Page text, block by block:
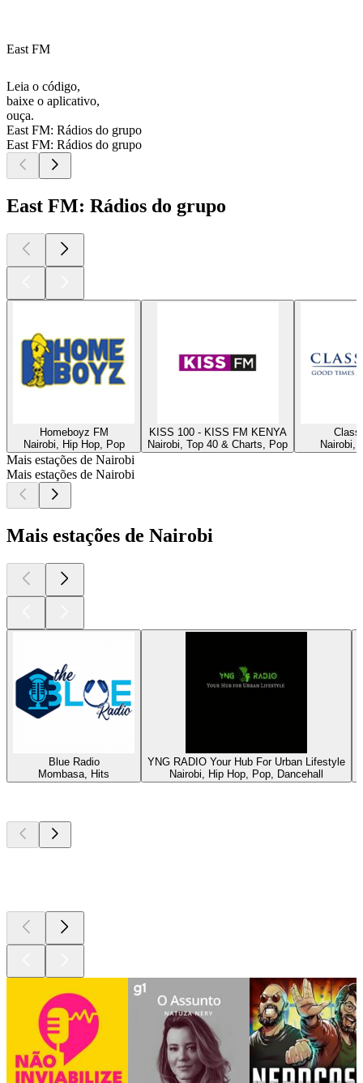
East FM
Leia o código,
baixe o aplicativo,
ouça.
East FM: Rádios do grupo
East FM: Rádios do grupo
East FM: Rádios do grupo
Homeboyz FM
Nairobi, Hip Hop, Pop
KISS 100 - KISS FM KENYA
Nairobi, Top 40 & Charts, Pop
Nairobi,
Mais estações de Nairobi
Mais estações de Nairobi
Mais estações de Nairobi
Blue Radio
Mombasa, Hits
YNG RADIO Your Hub For Urban Lifestyle
Nairobi, Hip Hop, Pop, Dancehall